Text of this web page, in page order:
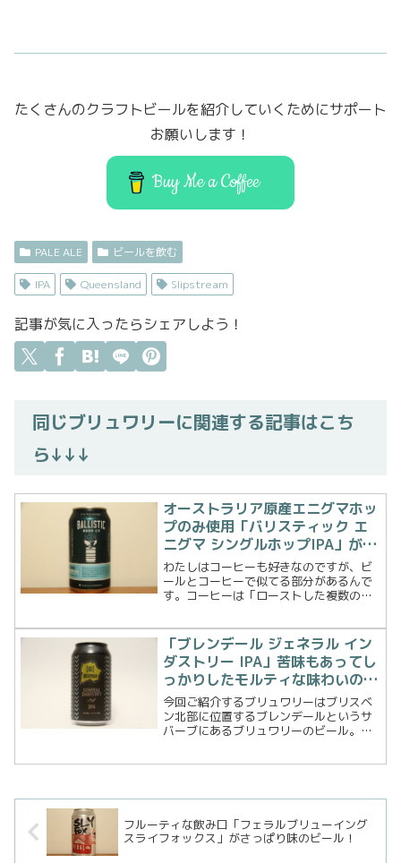
e
o
t o
o
n
l
たくさんのクラフトビールを紹介していくためにサポート
お願いします！
Buy Me a Coffee
PALE ALE ビールを飲む
IPA Queensland Slipstream
記事が気に入ったらシェアしよう！
同じブリュワリーに関連する記事はこち
ら↓↓↓
オーストラリア原産エニグマホッ
プのみ使用「バリスティック エ
ニグマ シングルホップIPA」がフ
ルーティでニガ美味い
わたしはコーヒーも好きなのですが、ビ
ールとコーヒーで似てる部分があるんで
す。コーヒーは「ローストした複数のコ
使用」しビールを作り上げることです。
そして反対にブレンドしな...
「ブレンデール ジェネラル イン
ダストリー IPA」苦味もあってし
っかりしたモルティな味わいのビ
ール！
今回ご紹介するブリュワリーはブリスベ
ン北部に位置するブレンデールというサ
バーブにあるブリュワリーのビール。そ
フルーティな飲み口「フェラルブリューイング
スライフォックス」がさっぱり味のビール！